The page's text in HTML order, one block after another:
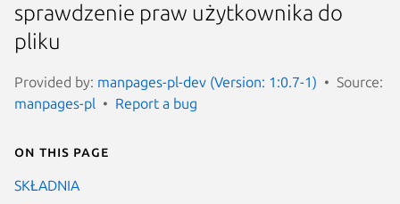
sprawdzenie praw użytkownika do
pliku
Provided by: manpages-pl-dev (Version: 1:0.7-1)
Source:
manpages-pl
Report a bug
On this page
SKŁADNIA